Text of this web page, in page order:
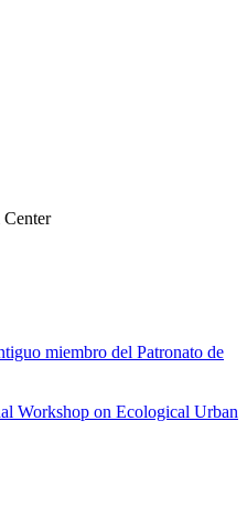
miembro del Patronato de
Workshop on Ecological Urban